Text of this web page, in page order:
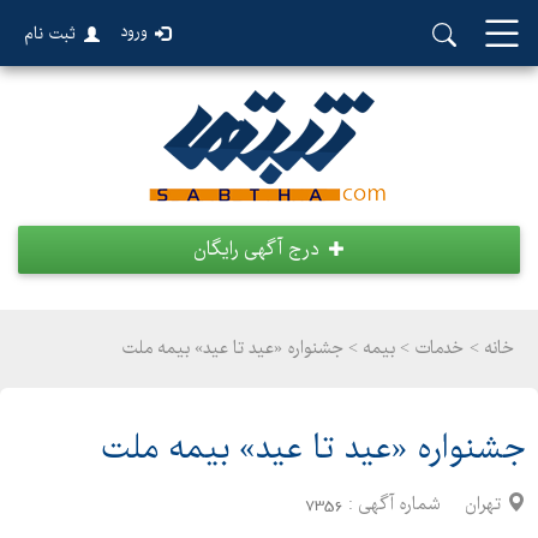
ورود ثبت نام
درج آگهی رایگان
خانه > خدمات > بیمه > جشنواره «عید تا عید» بیمه ملت
جشنواره «عید تا عید» بیمه ملت
تهران شماره آگهی : 7356